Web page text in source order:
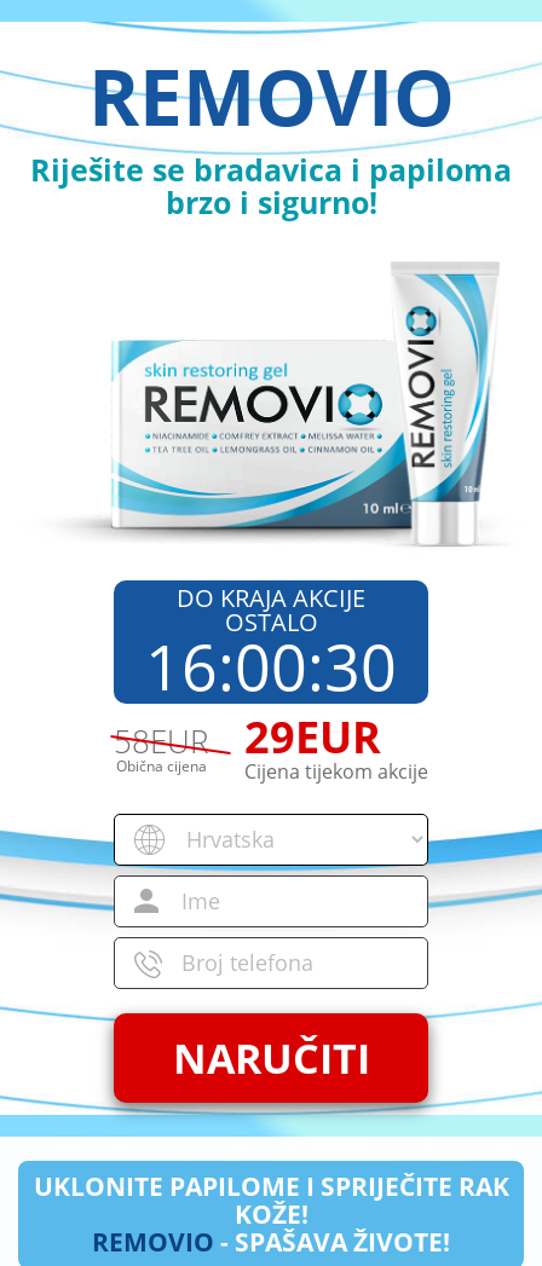
REMOVIO
Riješite se bradavica i papiloma
brzo i sigurno!
DO KRAJA AKCIJE
OSTALO
16:00:30
58EUR
Obična cijena 29EUR
Cijena tijekom akcije
NARUČITI
UKLONITE PAPILOME I SPRIJEČITE RAK
KOŽE!
REMOVIO - SPAŠAVA ŽIVOTE!